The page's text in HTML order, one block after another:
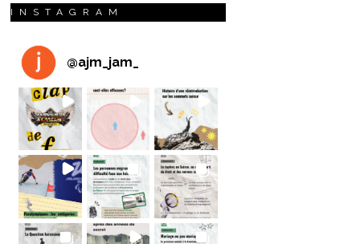
INSTAGRAM
@ajm_jam_